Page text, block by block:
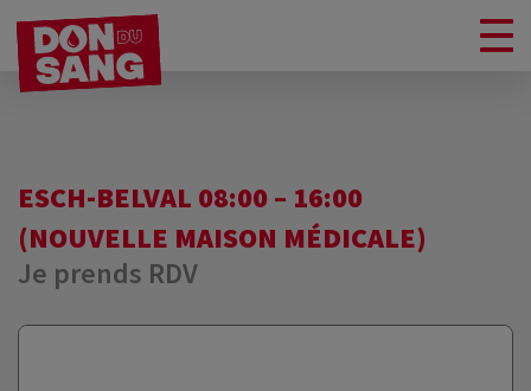
ESCH-BELVAL 08:00 – 16:00
(NOUVELLE MAISON MÉDICALE)
Je prends RDV